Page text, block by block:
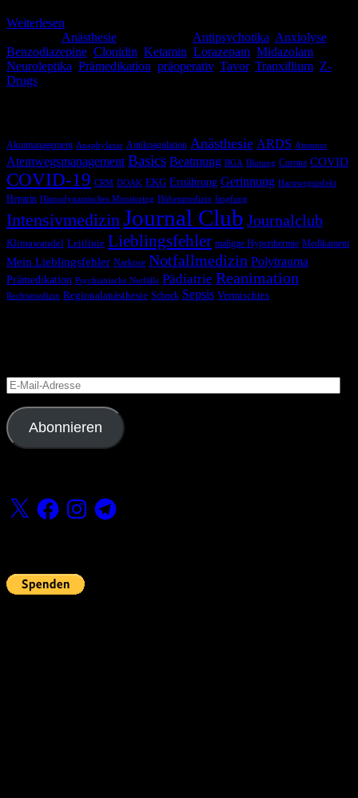
Weiterlesen
Anästhesie Antipsychotika Anxiolyse
Benzodiazepine Clonidin Ketamin Lorazepam Midazolam
Neuroleptika Prämedikation präoperativ, Tavor, Tranxillium Z-
Drugs
Akutmanagement Anaphylaxie Antikoagulation Anästhesie ARDS Atemnot
Atemwegsmanagement Basics Beatmung BGA Blutung Corona COVID
COVID-19 CRM DOAK EKG Ernährung Gerinnung Harnwegsinfekt
Heparin Hämodynamisches Monitoring Höhenmedizin Impfung
IntensivmedizinJournal Club Journalclub
Klimawandel Leitlinie Lieblingsfehler maligne Hyperthermie Medikament
Mein Lieblingsfehler Narkose Notfallmedizin Polytrauma
Prämedikation Psychiatrische Notfälle Pädiatrie Reanimation
Rechtsmedizin Regionalanästhesie Schock Sepsis Vermischtes
E-
Mail-
Adresse
Abonnieren
X FacebookInstagramTelegram